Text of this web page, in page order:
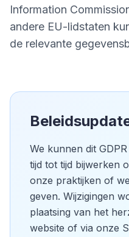
Information
andere EU-lidstaten
de relevante
We kunnen dit
tijd tot tijd bijwerken
onze praktijken of
geven. Wijzigingen
plaatsing van het
website of via onze